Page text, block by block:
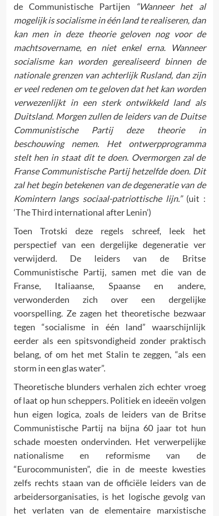
de Communistische Partij­en
“Wanneer het al
mogelijk is socialisme in één land te realiseren, dan
kan men in deze theorie geloven nog voor de
machtsovername, en niet enkel erna. Wanneer
socialisme kan worden gerealiseerd binnen de
nationale grenzen van achterlijk Rusland, dan zijn
er veel redenen om te geloven dat het kan worden
verwezenlijkt in een sterk ontwikkeld land als
Duitsland. Morgen zullen de leiders van de Duitse
Communistische Partij deze theorie in
beschouwing nemen. Het ontwerpprogramma
stelt hen in staat dit te doen. Overmorgen zal de
Franse Communistische Partij hetzelfde doen. Dit
zal het begin betekenen van de degeneratie van de
Komintern langs sociaal-patriottische lijn.”(uit :
‘The Third international after Lenin’)
Toen Trotski deze regels schreef, leek het
perspectief van een dergelijke degeneratie ver
verwijderd. De leiders van de Britse
Communistische Partij, samen met die van de
Franse, Italiaanse, Spaanse en andere,
verwonderden zich over een dergelijke
voorspelling. Ze zagen het theoretische bezwaar
tegen “socialisme in één land” waar­schijnlijk
eerder als een spitsvondigheid zonder praktisch
belang, of om het met Stalin te zeggen, “als een
storm in een glas water”.
Theoretische blunders verhalen zich echter vroeg
of laat op hun scheppers. Politiek en ideeën volgen
hun eigen logica, zoals de leiders van de Britse
Communistische Partij na bijna 60 jaar tot hun
schade moesten ondervinden. Het verwerpelijke
nationalisme en reformisme van de
“Eurocommunisten”, die in de meeste kwesties
zelfs rechts staan van de officiële leiders van de
arbeidersorganisaties, is het logische gevolg van
het verlaten van de elementaire marxistische